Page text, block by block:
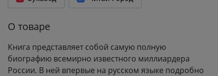
Переплет: Твёрдый переплёт
Вес: 0.34 кг
О товаре
Книга представляет собой самую полную
биографию всемирно известного миллиардера
России. В ней впервые на русском языке подробно